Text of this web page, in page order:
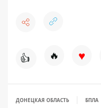
👍 🔥 ♥
ДОНЕЦКАЯ ОБЛАСТЬ БПЛА